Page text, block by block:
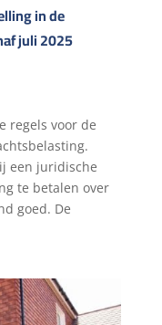
in de
juli 2025
regels voor de
een juridische
te betalen over
goed. De